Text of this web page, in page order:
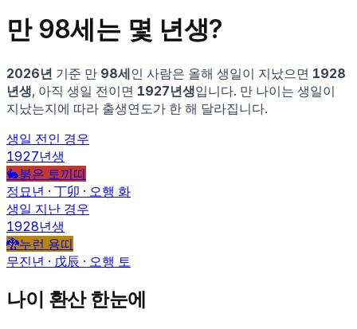
만 98세는 몇 년생?
2026년 기준 만 98세인 사람은 올해 생일이 지났으면 1928
년생, 아직 생일 전이면 1927년생입니다. 만 나이는 생일이
지났는지에 따라 출생연도가 한 해 달라집니다.
생일 전인 경우
1927년생
🐇붉은 토끼띠
정묘 년 · 丁卯 · 오행 화
생일 지난 경우
1928년생
🐉누런 용띠
무진 년 · 戊辰 · 오행 토
나이 환산 한눈에